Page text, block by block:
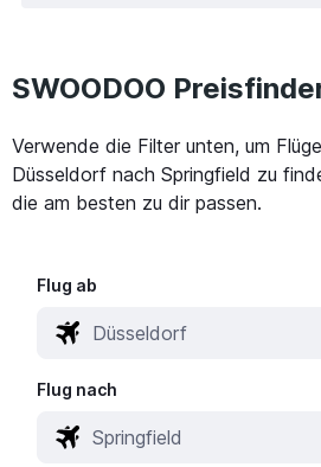
SWOODOO
Verwende die Filter unten, um
Düsseldorf nach Springfield zu
die am besten zu dir passen.
Flug ab
Flug nach